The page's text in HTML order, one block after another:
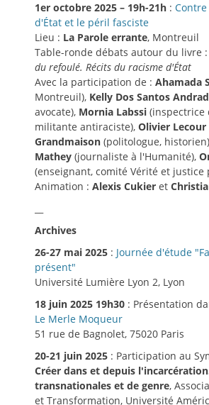
1er octobre 2025 – 19h-21h :
d'État et le péril fasciste
Lieu : La Parole errante, Montreuil
Table-ronde débats autour du livre :
du refoulé. Récits du racisme d'État
Avec la participation de : Ahamada
Montreuil), Kelly Dos Santos
avocate), Mornia Labssi (inspectrice
militante antiraciste), Olivier Lecour
Grandmaison (politologue,
Mathey (journaliste à l'Humanité),
(enseignant, comité Vérité et justice
Animation : Alexis Cukier et
Archives
26-27 mai 2025 : Journée d'étude
présent"
Université Lumière Lyon 2, Lyon
18 juin 2025 19h30 : Présentation
Le Merle Moqueur
51 rue de Bagnolet, 75020 Paris
20-21 juin 2025 : Participation au
Créer dans et depuis
transnationales et de genre,
et Transformation, Université